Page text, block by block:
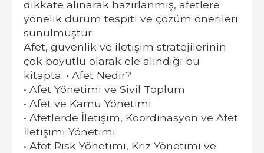
dikkate alınarak hazırlanmış, afetlere
yönelik durum tespiti ve çözüm önerileri
sunulmuştur.
Afet, güvenlik ve iletişim stratejilerinin
çok boyutlu olarak ele alındığı bu
kitapta; • Afet Nedir?
• Afet Yönetimi ve Sivil Toplum
• Afet ve Kamu Yönetimi
• Afetlerde İletişim, Koordinasyon ve Afet
İletişimi Yönetimi
• Afet Risk Yönetimi, Kriz Yönetimi ve